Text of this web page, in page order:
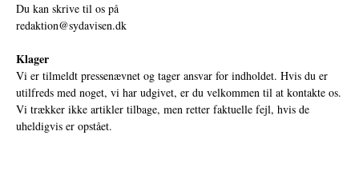
Du kan skrive til os på
redaktion@sydavisen.dk
Klager
Vi er tilmeldt pressenævnet og tager ansvar for indholdet. Hvis du er
utilfreds med noget, vi har udgivet, er du velkommen til at kontakte os.
Vi trækker ikke artikler tilbage, men retter faktuelle fejl, hvis de
uheldigvis er opstået.